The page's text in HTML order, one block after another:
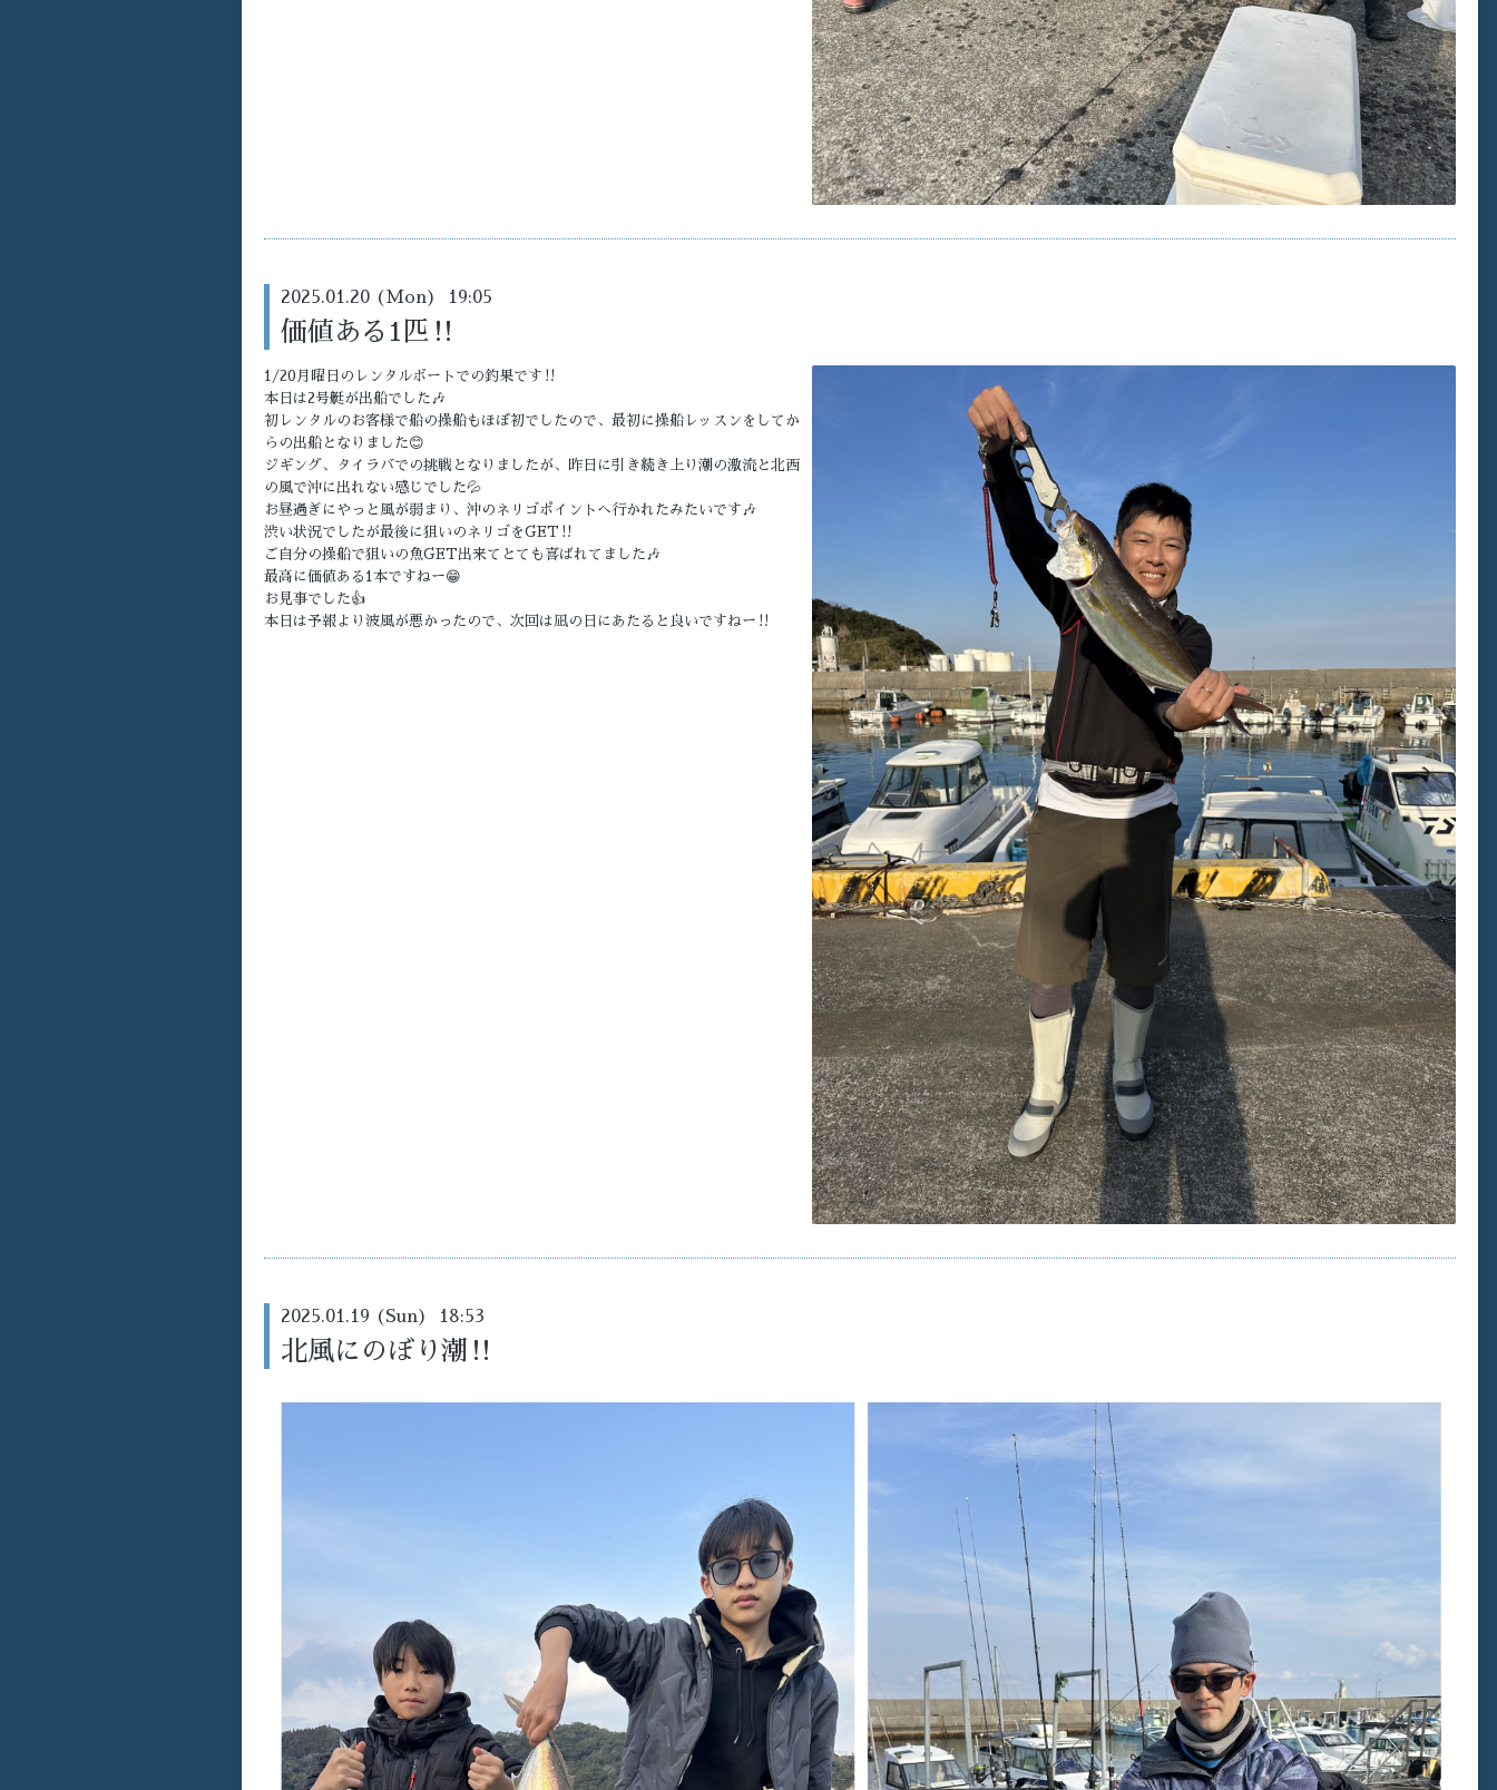
2025.01.20 (Mon) 19:05
価値ある1匹‼️
1/20月曜日のレンタルボートでの釣果です‼️
本日は2号艇が出船でした🎶
初レンタルのお客様で船の操船もほぼ初でしたので、最初に操船レッスンをしてか
らの出船となりました😊
ジギング、タイラバでの挑戦となりましたが、昨日に引き続き上り潮の激流と北西
の風で沖に出れない感じでした💦
お昼過ぎにやっと風が弱まり、沖のネリゴポイントへ行かれたみたいです🎶
渋い状況でしたが最後に狙いのネリゴをGET‼️
ご自分の操船で狙いの魚GET出来てとても喜ばれてました🎶
最高に価値ある1本ですねー😁
お見事でした👍
本日は予報より波風が悪かったので、次回は凪の日にあたると良いですねー‼️
2025.01.19 (Sun) 18:53
北風にのぼり潮‼️